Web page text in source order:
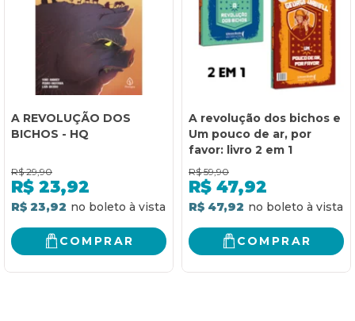
A REVOLUÇÃO DOS
BICHOS - HQ
R$ 29,90
R$ 23,92
R$ 23,92
COMPRAR
A revolução dos bichos e
Um pouco de ar, por
favor: livro 2 em 1
R$ 59,90
R$ 47,92
R$ 47,92
COMPRAR